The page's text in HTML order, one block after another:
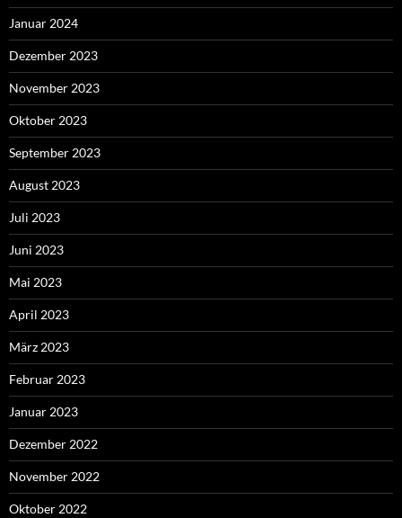
Januar 2024
Dezember 2023
November 2023
Oktober 2023
September 2023
August 2023
Juli 2023
Juni 2023
Mai 2023
April 2023
März 2023
Februar 2023
Januar 2023
Dezember 2022
November 2022
Oktober 2022